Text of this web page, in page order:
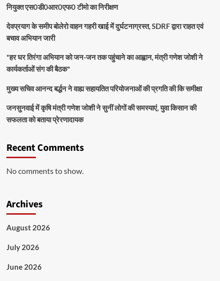
नियुक्त एस0डी0आर0एफ0 टीमो का निरीक्षण
देवप्रयाग के समीप बोलेरो वाहन गहरी खाई में दुर्घटनाग्रस्त, SDRF द्वारा राहत एवं
बचाव अभियान जारी
*हर घर तिरंगा अभियान को जन-जन तक पहुंचाने का आह्वान, मंत्री गणेश जोशी ने
कार्यकर्ताओं संग की बैठक*
मुख्य सचिव आनन्द बर्द्धन ने वाह्य सहायतित परियोजनाओं की प्रगति की कि समीक्षा
जनसुनवाई में कृषि मंत्री गणेश जोशी ने सुनीं लोगों की समस्याएं, युवा किसान की
सफलता को बताया प्रेरणादायक
Recent Comments
No comments to show.
Archives
August 2026
July 2026
June 2026